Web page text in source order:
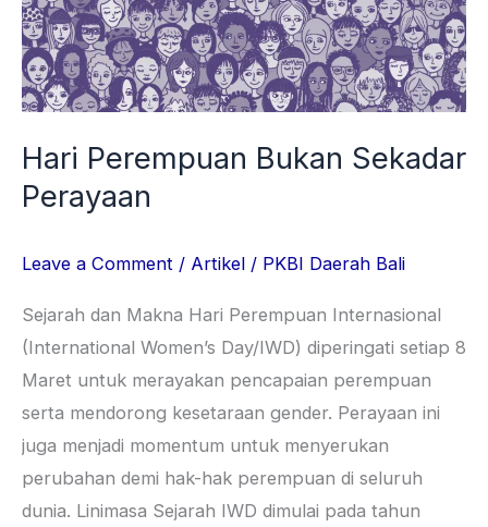
Hari Perempuan Bukan Sekadar
Perayaan
Leave a Comment / Artikel / PKBI Daerah Bali
Sejarah dan Makna Hari Perempuan Internasional
(International Women’s Day/IWD) diperingati setiap 8
Maret untuk merayakan pencapaian perempuan
serta mendorong kesetaraan gender. Perayaan ini
juga menjadi momentum untuk menyerukan
perubahan demi hak-hak perempuan di seluruh
dunia. Linimasa Sejarah IWD dimulai pada tahun
Perayaan